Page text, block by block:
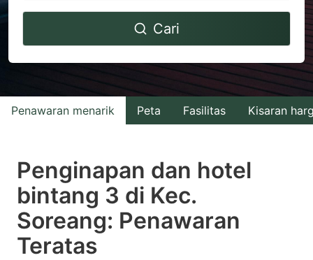
Navigate
to
with
the
select
a
date.
Press
Navigate
to
interact
with
the
select
a
date.
Cari
Penawaran menarik Peta Fasilitas Kisaran
Penginapan dan hotel
bintang 3 di Kec.
Soreang: Penawaran
Teratas